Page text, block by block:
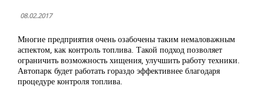
08.02.2017
Многие предприятия очень озабочены таким немаловажным
аспектом, как контроль топлива. Такой подход позволяет
ограничить возможность хищения, улучшить работу техники.
Автопарк будет работать гораздо эффективнее благодаря
процедуре контроля топлива.